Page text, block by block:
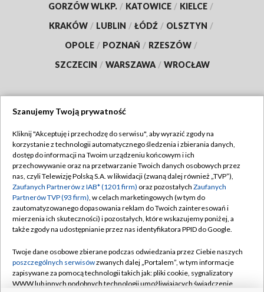
GORZÓW WLKP. / KATOWICE / KIELCE /
KRAKÓW / LUBLIN / ŁÓDŹ / OLSZTYN /
OPOLE / POZNAŃ / RZESZÓW /
SZCZECIN / WARSZAWA / WROCŁAW
TVP
Abonament TVP
Emisja w TVP
Centrum informacji TVP
Naziemna Telewizja Cyfrowa
Rada Programowa
System NOS
Regulamin TVP
Polityka prywatności
Moje zgody
Pomoc
Kontakt
Szanujemy Twoją prywatność
Kliknij "Akceptuję i przechodzę do serwisu", aby wyrazić zgody na
korzystanie z technologii automatycznego śledzenia i zbierania danych,
dostęp do informacji na Twoim urządzeniu końcowym i ich
przechowywanie oraz na przetwarzanie Twoich danych osobowych przez
nas, czyli Telewizję Polską S.A. w likwidacji (zwaną dalej również „TVP”),
Zaufanych Partnerów z IAB* (1201 firm) oraz pozostałych Zaufanych
Partnerów TVP (93 firm), w celach marketingowych (w tym do
zautomatyzowanego dopasowania reklam do Twoich zainteresowań i
mierzenia ich skuteczności) i pozostałych, które wskazujemy poniżej, a
także zgody na udostępnianie przez nas identyfikatora PPID do Google.
Twoje dane osobowe zbierane podczas odwiedzania przez Ciebie naszych
poszczególnych serwisówzwanych dalej „Portalem”, w tym informacje
zapisywane za pomocą technologii takich jak: pliki cookie, sygnalizatory
WWW lub innych podobnych technologii umożliwiających świadczenie